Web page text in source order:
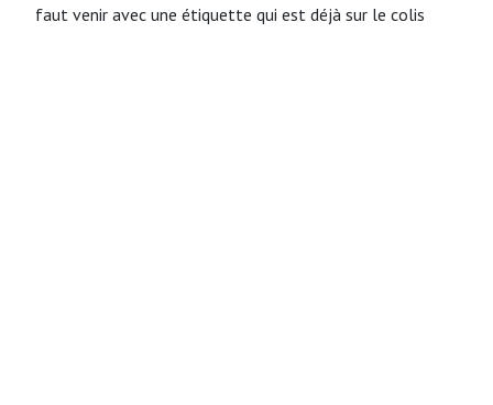
faut venir avec une étiquette qui est déjà sur le colis